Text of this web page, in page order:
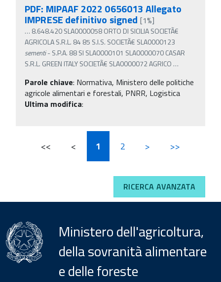
PDF: MIPAAF 2022 0656013 Allegato
IMPRESE definitivo signed [1%]
… 8.648.420 SLA0000058 ORTO DI SICILIA SOCIETÃ€
AGRICOLA S.R.L. 84 85 S.I.S. SOCIETÃ€ SLA0000123
sementi- S.P.A. 88 SI SLA0000101 SLA0000070 CASAR
S.R.L. GREEN ITALY SOCIETÃ€ SLA0000072 AGRICO …
Parole chiave: Normativa, Ministero delle politiche
agricole alimentari e forestali, PNRR, Logistica
Ultima modifica:
<< < 1 2 > >>
RICERCA AVANZATA
Ministero dell'agricoltura,
della sovranità alimentare
e delle foreste